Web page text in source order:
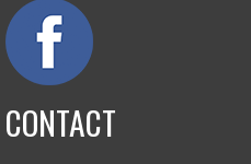
CONTACT